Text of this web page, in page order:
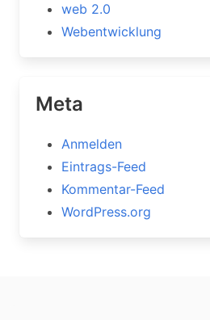
web 2.0
Webentwicklung
Meta
Anmelden
Eintrags-Feed
Kommentar-Feed
WordPress.org